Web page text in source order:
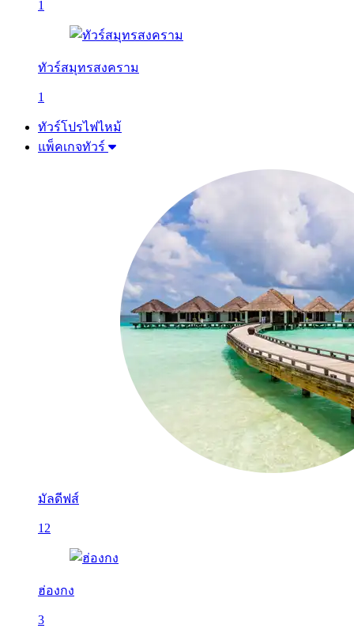
1
ทัวร์สมุทรสงคราม
1
ทัวร์โปรไฟไหม้
แพ็คเกจทัวร์
มัลดีฟส์
12
ฮ่องกง
3